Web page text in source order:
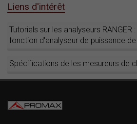
Liens d'intérêt
Tutoriels sur les analyseurs RANGER
fonction d'analyseur de puissance
Spécifications de les mesureurs de